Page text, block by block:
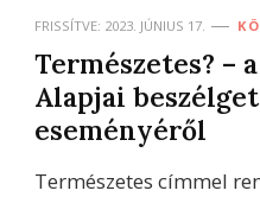
FRISSÍTVE: 2023. JÚNIUS 17.
Természetes? –
Alapjai
eseményéről
Természetes címmel